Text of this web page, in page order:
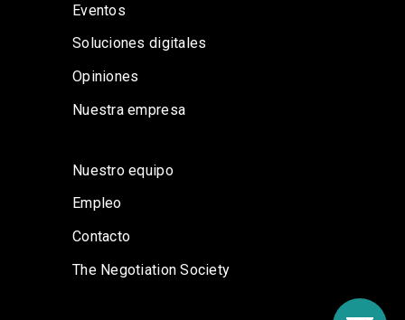
Eventos
Soluciones digitales
Opiniones
Nuestra empresa
Nuestro equipo
Empleo
Contacto
The Negotiation Society